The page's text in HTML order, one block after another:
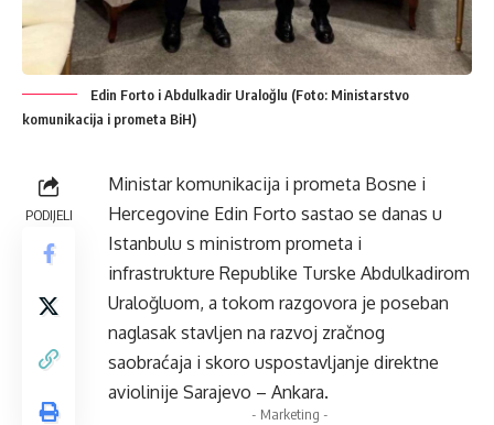
Edin Forto i Abdulkadir Uraloğlu (Foto: Ministarstvo
komunikacija i prometa BiH)
PODIJELI
Ministar komunikacija i prometa Bosne i
Hercegovine Edin Forto sastao se danas u
Istanbulu s ministrom prometa i
infrastrukture Republike Turske Abdulkadirom
Uraloğluom, a tokom razgovora je poseban
naglasak stavljen na razvoj zračnog
saobraćaja i skoro uspostavljanje direktne
aviolinije Sarajevo – Ankara.
- Marketing -